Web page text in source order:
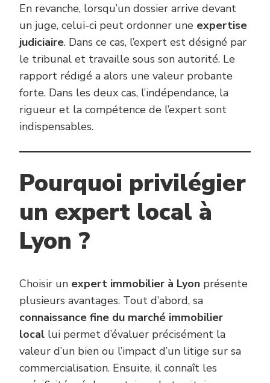
En revanche, lorsqu’un dossier arrive devant
un juge, celui-ci peut ordonner une expertise
judiciaire. Dans ce cas, l’expert est désigné par
le tribunal et travaille sous son autorité. Le
rapport rédigé a alors une valeur probante
forte. Dans les deux cas, l’indépendance, la
rigueur et la compétence de l’expert sont
indispensables.
Pourquoi privilégier
un expert local à
Lyon ?
Choisir un expert immobilier à Lyon présente
plusieurs avantages. Tout d’abord, sa
connaissance fine du marché immobilier
local lui permet d’évaluer précisément la
valeur d’un bien ou l’impact d’un litige sur sa
commercialisation. Ensuite, il connaît les